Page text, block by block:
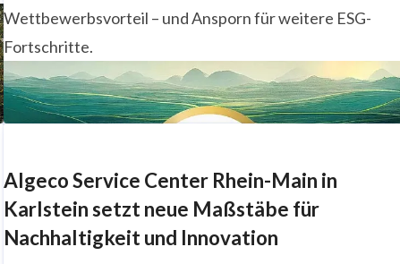
Wettbewerbsvorteil – und Ansporn für weitere ESG-
Fortschritte.
Algeco Service Center Rhein-Main in
Karlstein setzt neue Maßstäbe für
Nachhaltigkeit und Innovation